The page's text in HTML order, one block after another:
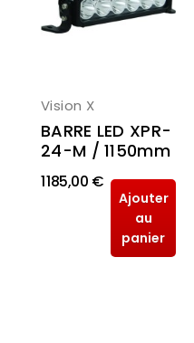
Vision X
BARRE LED XPR-
24-M / 1150mm
1 185,00 €
Ajouter
au
panier